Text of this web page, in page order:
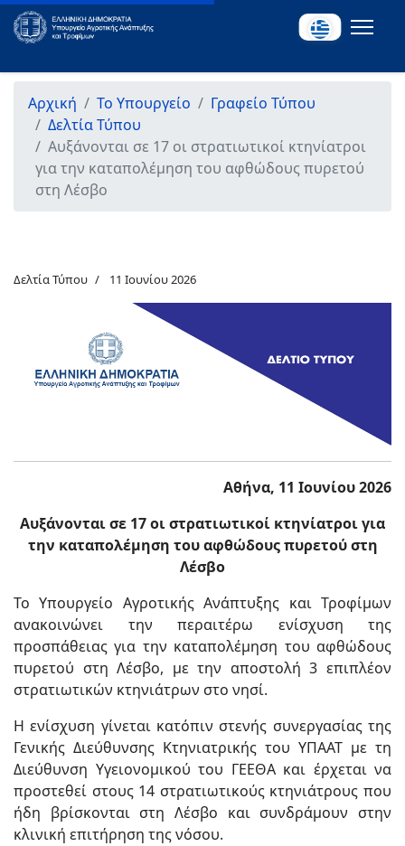
Αρχική Το Υπουργείο
Γραφείο Τύπου
Δελτία Τύπου
Αυξάνονται σε 17 οι στρατιωτικοί κτηνίατροι
για την καταπολέμηση του αφθώδους πυρετού
στη Λέσβο
Δελτία Τύπου 11 Ιουνίου 2026
Αθήνα, 11 Ιουνίου 2026
Αυξάνονται σε 17 οι στρατιωτικοί κτηνίατροι για
την καταπολέμηση του αφθώδους πυρετού στη
Λέσβο
Το Υπουργείο Αγροτικής Ανάπτυξης και Τροφίμων
ανακοινώνει την περαιτέρω ενίσχυση της
προσπάθειας για την καταπολέμηση του αφθώδους
πυρετού στη Λέσβο, με την αποστολή 3 επιπλέον
στρατιωτικών κτηνιάτρων στο νησί.
Η ενίσχυση γίνεται κατόπιν στενής συνεργασίας της
Γενικής Διεύθυνσης Κτηνιατρικής του ΥΠΑΑΤ με τη
Διεύθυνση Υγειονομικού του ΓΕΕΘΑ και έρχεται να
προστεθεί στους 14 στρατιωτικούς κτηνιάτρους που
ήδη βρίσκονται στη Λέσβο και συνδράμουν στην
κλινική επιτήρηση της νόσου.